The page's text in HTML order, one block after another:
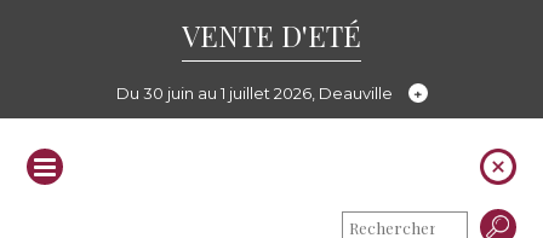
VENTE D'ETÉ
Du 30 juin au 1 juillet 2026, Deauville